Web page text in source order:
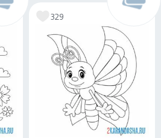
329